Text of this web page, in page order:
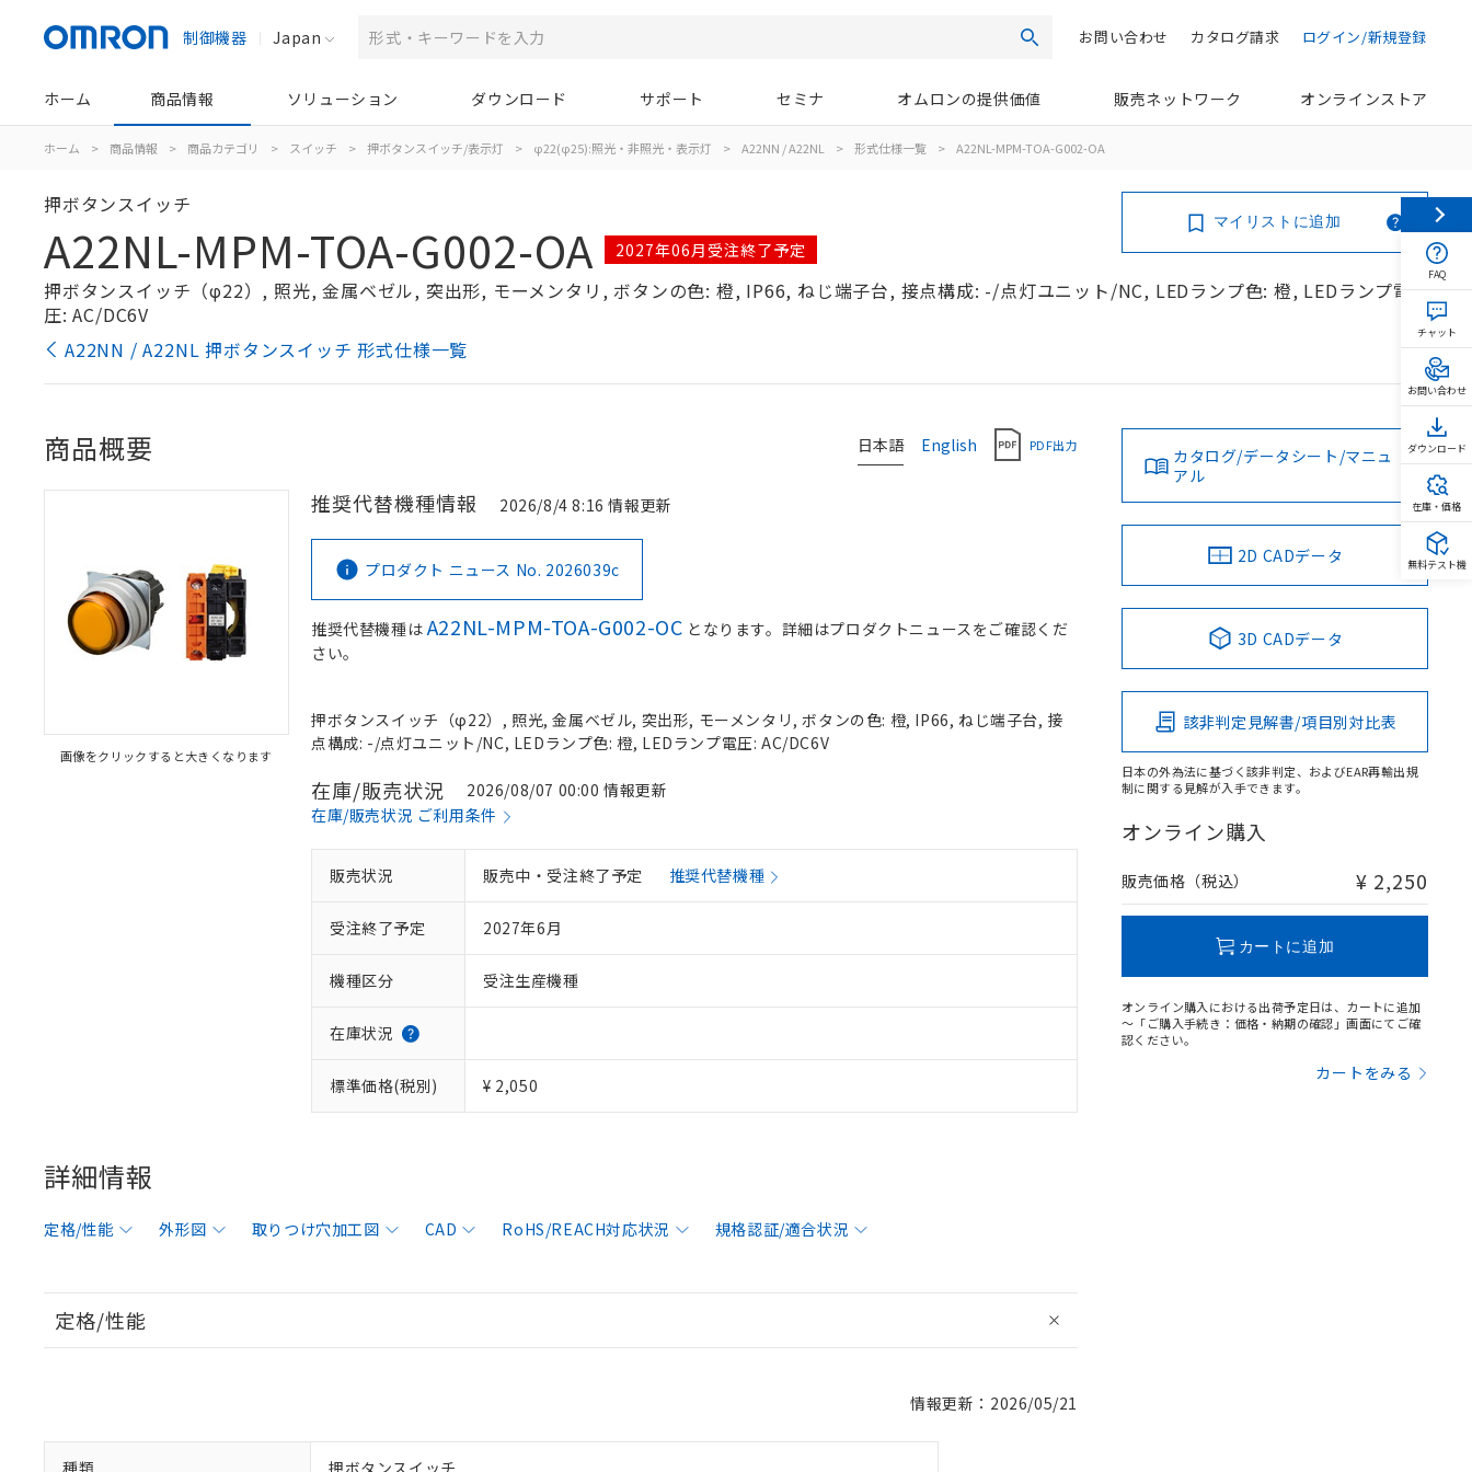
制御機器 Japan 検索 ログイン/新規登録
カタログ請求
お問い合わせ
ホーム 商品情報 ソリューション ダウンロード サポート セミナ オムロンの提供価値 販売ネットワーク オンラインストア
ホーム > 商品情報 > 商品カテゴリ > スイッチ > 押ボタンスイッチ/表示灯 > φ22(φ25):照光・非照光・表示灯 > A22NN / A22NL > 形式仕様一覧 > A22NL-MPM-TOA-G002-OA
押ボタンスイッチ
A22NL-MPM-TOA-G002-OA 2027年06月受注終了予定
押ボタンスイッチ（φ22）, 照光, 金属ベゼル, 突出形, モーメンタリ, ボタンの色: 橙, IP66, ねじ端子台, 接点構成: -/点灯ユニット/NC, LEDランプ色: 橙, LEDランプ電
圧: AC/DC6V
A22NN / A22NL 押ボタンスイッチ 形式仕様一覧
マイリストに追加
日本語 English PDF出力
商品概要
画像をクリックすると大きくなります
推奨代替機種情報 2026/8/4 8:16 情報更新
プロダクト ニュース No. 2026039c
推奨代替機種はA22NL-MPM-TOA-G002-OC となります。詳細はプロダクトニュースをご確認くだ
さい。
押ボタンスイッチ（φ22）, 照光, 金属ベゼル, 突出形, モーメンタリ, ボタンの色: 橙, IP66, ねじ端子台, 接
点構成: -/点灯ユニット/NC, LEDランプ色: 橙, LEDランプ電圧: AC/DC6V
在庫/販売状況
2026/08/07 00:00 情報更新
在庫/販売状況 ご利用条件
販売状況 販売中・受注終了予定 推奨代替機種
受注終了予定 2027年6月
機種区分 受注生産機種
在庫状況
標準価格(税別) ¥ 2,050
詳細情報
定格/性能 外形図 取りつけ穴加工図 CAD RoHS/REACH対応状況 規格認証/適合状況
定格/性能
情報更新：2026/05/21
種類 押ボタンスイッチ
カタログ/データシート/マニュ
アル
2D CADデータ
3D CADデータ
該非判定見解書/項目別対比表
日本の外為法に基づく該非判定、およびEAR再輸出規
制に関する見解が入手できます。
オンライン購入
販売価格（税込） ¥ 2,250
カートに追加
オンライン購入における出荷予定日は、カートに追加
～「ご購入手続き：価格・納期の確認」画面にてご確
認ください。
カートをみる
FAQ
チャット
お問い合わせ
ダウンロード
在庫・価格
無料テスト機